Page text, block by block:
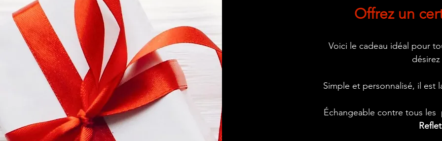
Offrez un
Voici le cadeau idéal pour
Simple et personnalisé, il
Échangeable contre tous